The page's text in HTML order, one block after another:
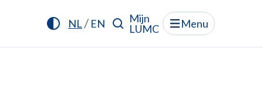
NL/ EN
Mijn
LUMC
Menu